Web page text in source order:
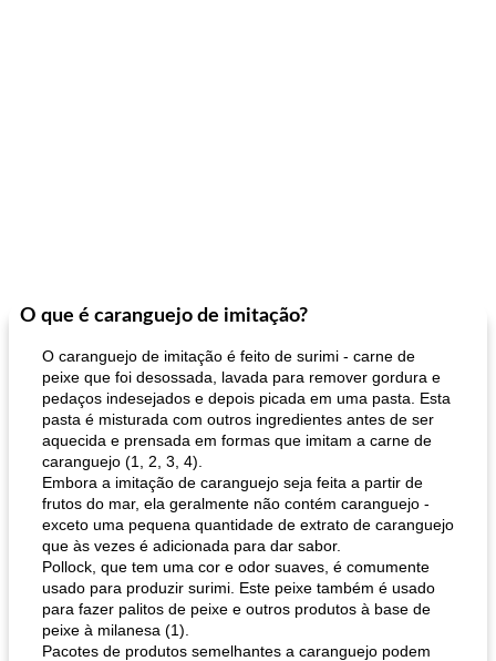
O que é caranguejo de imitação?
O caranguejo de imitação é feito de surimi - carne de
peixe que foi desossada, lavada para remover gordura e
pedaços indesejados e depois picada em uma pasta. Esta
pasta é misturada com outros ingredientes antes de ser
aquecida e prensada em formas que imitam a carne de
caranguejo (1, 2, 3, 4).
Embora a imitação de caranguejo seja feita a partir de
frutos do mar, ela geralmente não contém caranguejo -
exceto uma pequena quantidade de extrato de caranguejo
que às vezes é adicionada para dar sabor.
Pollock, que tem uma cor e odor suaves, é comumente
usado para produzir surimi. Este peixe também é usado
para fazer palitos de peixe e outros produtos à base de
peixe à milanesa (1).
Pacotes de produtos semelhantes a caranguejo podem